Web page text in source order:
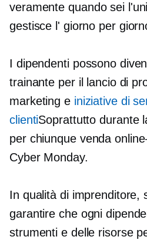
veramente quando sei
gestisce l' giorno per
I dipendenti possono
trainante per il lancio di
marketing e iniziative di
clientiSoprattutto durante
per chiunque venda
Cyber ​​Monday.
In qualità di imprenditore,
garantire che ogni
strumenti e delle risorse